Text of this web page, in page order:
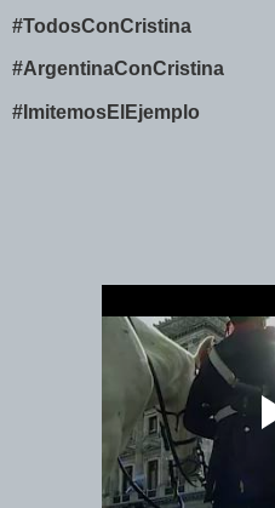
#TodosConCristina
#ArgentinaConCristina
#ImitemosElEjemplo